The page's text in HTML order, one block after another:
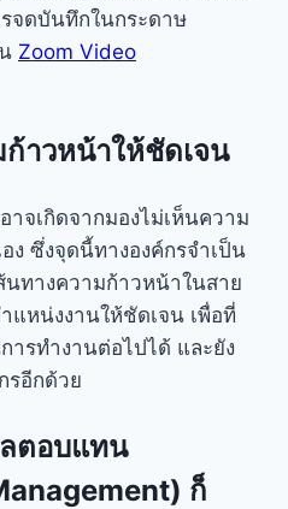
จดบันทึกในกระดาษ
Zoom Video
าวหน้าให้ชัดเจน
จเกิดจากมองไม่เห็นความ
ง ซึ่งจุดนี้ทางองค์กรจำเป็น
นทางความก้าวหน้าในสาย
แหน่งงานให้ชัดเจน เพื่อที่
ารทำงานต่อไปได้ และยัง
รอีกด้วย
ตอบแทน
ก็